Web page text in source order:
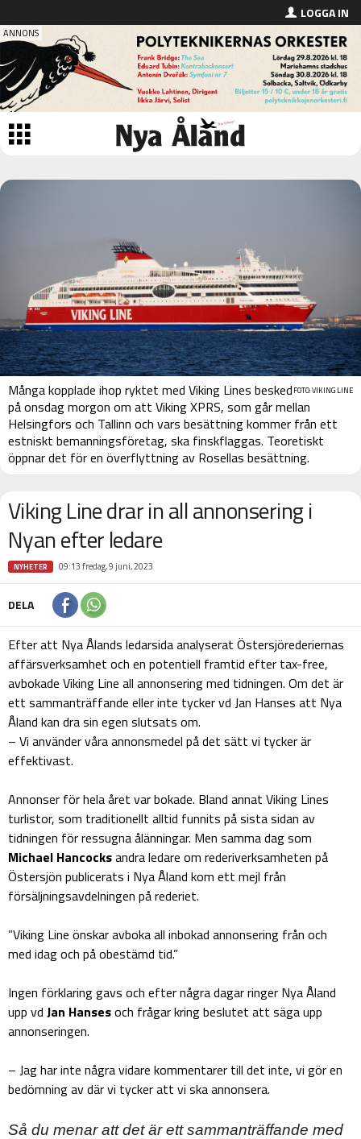
LOGGA IN
FOTO: VIKING LINE
Många kopplade ihop ryktet med Viking Lines besked
på onsdag morgon om att Viking XPRS, som går mellan
Helsingfors och Tallinn och vars besättning kommer från ett
estniskt bemanningsföretag, ska finskflaggas. Teoretiskt
öppnar det för en överflyttning av Rosellas besättning.
Viking Line drar in all annonsering i
Nyan efter ledare
NYHETER 09:13 fredag, 9 juni, 2023
DELA
Efter att Nya Ålands ledarsida analyserat Östersjörederiernas
affärsverksamhet och en potentiell framtid efter tax-free,
avbokade Viking Line all annonsering med tidningen. Om det är
ett sammanträffande eller inte tycker vd Jan Hanses att Nya
Åland kan dra sin egen slutsats om.
– Vi använder våra annonsmedel på det sätt vi tycker är
effektivast.
Annonser för hela året var bokade. Bland annat Viking Lines
turlistor, som traditionellt alltid funnits på sista sidan av
tidningen för ressugna ålänningar. Men samma dag som
Michael Hancocksandra ledare om rederiverksamheten på
Östersjön publicerats i Nya Åland kom ett mejl från
försäljningsavdelningen på rederiet.
”Viking Line önskar avboka all inbokad annonsering från och
med idag och på obestämd tid.”
Ingen förklaring gavs och efter några dagar ringer Nya Åland
upp vd Jan Hansesoch frågar kring beslutet att säga upp
annonseringen.
– Jag har inte några vidare kommentarer till det inte, vi gör en
bedömning av där vi tycker att vi ska annonsera.
Så du menar att det är ett sammanträffande med